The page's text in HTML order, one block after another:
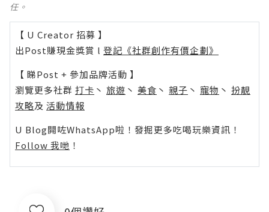
任。
【 U Creator 招募 】
出Post賺現金獎賞 l 登記《社群創作有價企劃》
【 睇Post + 參加品牌活動 】
瀏覽更多社群 打卡 丶 旅遊 丶 美食 丶 親子 丶 寵物 丶 扮靚
攻略及 活動情報
U Blog開咗WhatsApp啦！發掘更多吃喝玩樂資訊！
Follow 我哋 ！